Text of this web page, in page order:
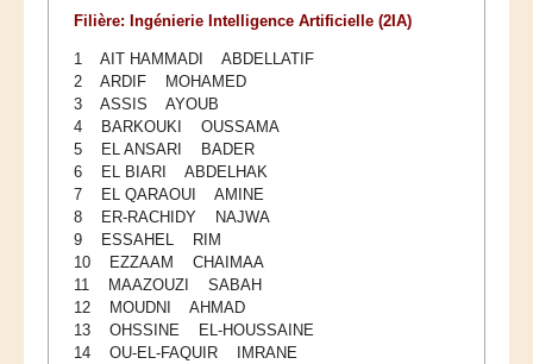
Filière: Ingénierie Intelligence Artificielle (2IA)
1 AIT HAMMADI ABDELLATIF
2 ARDIF MOHAMED
3 ASSIS AYOUB
4 BARKOUKI OUSSAMA
5 EL ANSARI BADER
6 EL BIARI ABDELHAK
7 EL QARAOUI AMINE
8 ER-RACHIDY NAJWA
9 ESSAHEL RIM
10 EZZAAM CHAIMAA
11 MAAZOUZI SABAH
12 MOUDNI AHMAD
13 OHSSINE EL-HOUSSAINE
14 OU-EL-FAQUIR IMRANE